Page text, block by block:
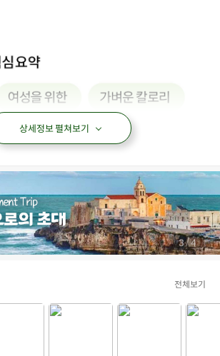
상세정보 펼쳐보기
4/4
전체보기